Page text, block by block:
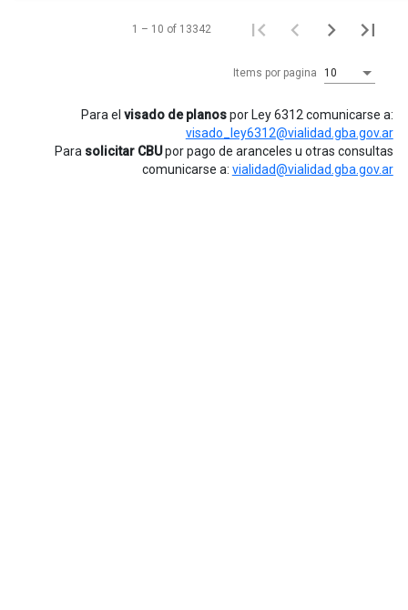
Items por pagina 10
1 – 10 of 13342
Para el visado de planospor Ley 6312 comunicarse a:
visado_ley6312@vialidad.gba.gov.ar
Para solicitar CBUpor pago de aranceles u otras consultas
comunicarse a: vialidad@vialidad.gba.gov.ar